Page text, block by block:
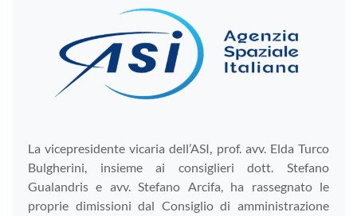
La vicepresidente vicaria dell’ASI, prof. avv. Elda Turco
Bulgherini, insieme ai consiglieri dott. Stefano
Gualandris e avv. Stefano Arcifa, ha rassegnato le
proprie dimissioni dal Consiglio di amministrazione